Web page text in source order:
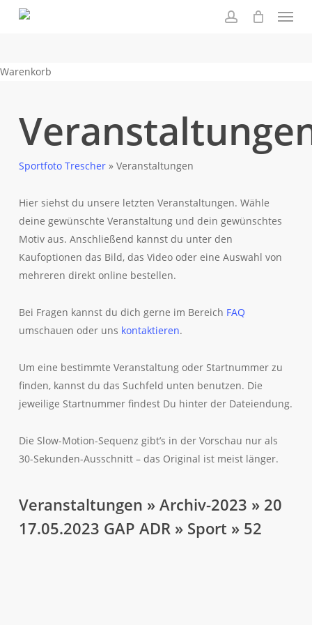
Menu
Warenkorb
Sportfoto Trescher» Veranstaltungen
Hier siehst du unsere letzten Veranstaltungen. Wähle
deine gewünschte Veranstaltung und dein gewünschtes
Motiv aus. Anschließend kannst du unter den
Kaufoptionen das Bild, das Video oder eine Auswahl von
mehreren direkt online bestellen.
Bei Fragen kannst du dich gerne im Bereich FAQ
umschauen oder uns kontaktieren.
Um eine bestimmte Veranstaltung oder Startnummer zu
finden, kannst du das Suchfeld unten benutzen. Die
jeweilige Startnummer findest Du hinter der Dateiendung.
Die Slow-Motion-Sequenz gibt’s in der Vorschau nur als
30-Sekunden-Ausschnitt – das Original ist meist länger.
Veranstaltungen » Archiv-2023 » 20
17.05.2023 GAP ADR » Sport » 52